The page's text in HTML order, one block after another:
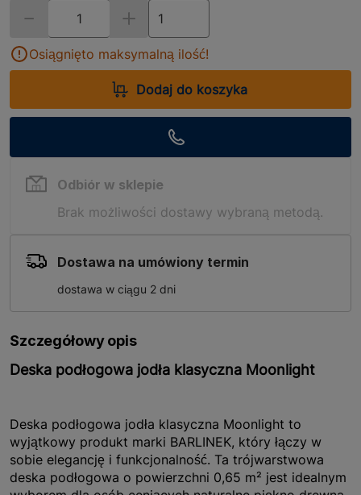
Osiągnięto maksymalną ilość!
Dodaj do koszyka
Odbiór w sklepie
Brak możliwości dostawy wybraną metodą.
Dostawa na umówiony termin
dostawa w ciągu 2 dni
Szczegółowy opis
Deska podłogowa jodła klasyczna Moonlight
Deska podłogowa jodła klasyczna Moonlight to
wyjątkowy produkt marki BARLINEK, który łączy w
sobie elegancję i funkcjonalność. Ta trójwarstwowa
deska podłogowa o powierzchni 0,65 m² jest idealnym